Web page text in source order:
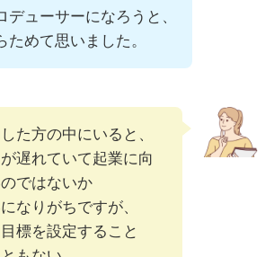
デューサーになろうと、
ためて思いました。
た方の中にいると、
遅れていて起業に向
ではないか
なりがちですが、
標を設定すること